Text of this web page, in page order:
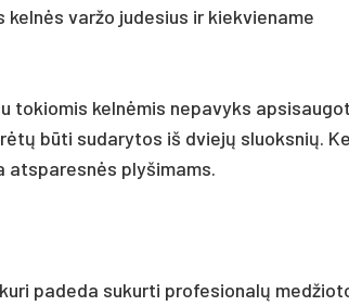
varžo judesius ir kiekviename
tokiomis kelnėmis nepavyks
būti sudarytos iš dviejų sluoksnių.
atsparesnės plyšimams.
padeda sukurti profesionalų